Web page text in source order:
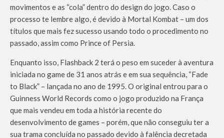
movimentos e as “cola” dentro do design do jogo. Caso o
processo te lembre algo, é devido à Mortal Kombat – um dos
títulos que mais fez sucesso usando todo o procedimento no
passado, assim como Prince of Persia.
Enquanto isso, Flashback 2 terá o peso em suceder à aventura
iniciada no game de 31 anos atrás e em sua sequência, “Fade
to Black” – lançada no ano de 1995. O original entrou para o
Guinness World Records como o jogo produzido na França
que mais vendeu em toda a história recente do
desenvolvimento de games – porém, que não conseguiu ter a
sua trama concluída no passado devido à falência decretada